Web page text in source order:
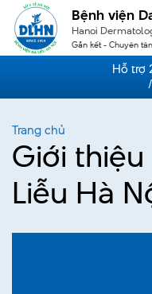
Skip
content
Bệnh viện
Hanoi
Gắn kết - Chuyên
Hỗ trợ
Trang chủ
Giới
Liễu Hà